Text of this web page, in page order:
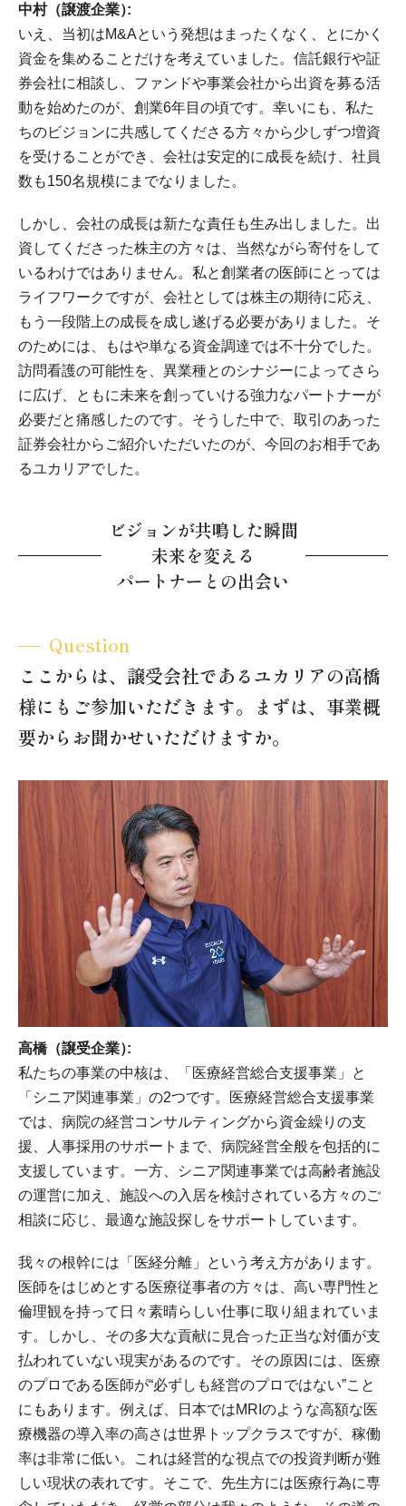
中村（譲渡企業）
いえ、当初はM&Aという発想はまったくなく、とにかく
資金を集めることだけを考えていました。信託銀行や証
券会社に相談し、ファンドや事業会社から出資を募る活
動を始めたのが、創業6年目の頃です。幸いにも、私た
ちのビジョンに共感してくださる方々から少しずつ増資
を受けることができ、会社は安定的に成長を続け、社員
数も150名規模にまでなりました。
しかし、会社の成長は新たな責任も生み出しました。出
資してくださった株主の方々は、当然ながら寄付をして
いるわけではありません。私と創業者の医師にとっては
ライフワークですが、会社としては株主の期待に応え、
もう一段階上の成長を成し遂げる必要がありました。そ
のためには、もはや単なる資金調達では不十分でした。
訪問看護の可能性を、異業種とのシナジーによってさら
に広げ、ともに未来を創っていける強力なパートナーが
必要だと痛感したのです。そうした中で、取引のあった
証券会社からご紹介いただいたのが、今回のお相手であ
るユカリアでした。
ビジョンが共鳴した瞬間
未来を変える
パートナーとの出会い
Question
ここからは、譲受会社であるユカリアの高橋
様にもご参加いただきます。まずは、事業概
要からお聞かせいただけますか。
高橋（譲受企業）
私たちの事業の中核は、「医療経営総合支援事業」と
「シニア関連事業」の2つです。医療経営総合支援事業
では、病院の経営コンサルティングから資金繰りの支
援、人事採用のサポートまで、病院経営全般を包括的に
支援しています。一方、シニア関連事業では高齢者施設
の運営に加え、施設への入居を検討されている方々のご
相談に応じ、最適な施設探しをサポートしています。
我々の根幹には「医経分離」という考え方があります。
医師をはじめとする医療従事者の方々は、高い専門性と
倫理観を持って日々素晴らしい仕事に取り組まれていま
す。しかし、その多大な貢献に見合った正当な対価が支
払われていない現実があるのです。その原因には、医療
のプロである医師が“必ずしも経営のプロではない”こと
にもあります。例えば、日本ではMRIのような高額な医
療機器の導入率の高さは世界トップクラスですが、稼働
率は非常に低い。これは経営的な視点での投資判断が難
しい現状の表れです。そこで、先生方には医療行為に専